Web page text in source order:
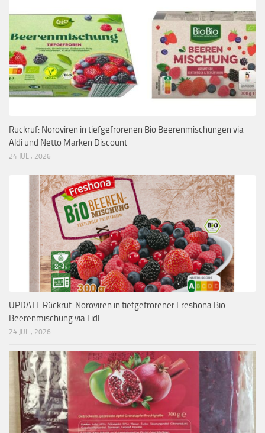
Rückruf: Noroviren in tiefgefrorenen Bio Beerenmischungen via
Aldi und Netto Marken Discount
24 JULI, 2026
UPDATE Rückruf: Noroviren in tiefgefrorener Freshona Bio
Beerenmischung via Lidl
24 JULI, 2026